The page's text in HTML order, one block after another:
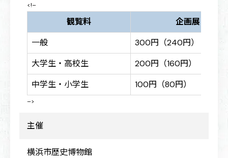
<!–
観覧料
企画展
一般
300円（240円）
大学生・高校生
200円（160円）
中学生・小学生
100円（80円）
–>
主催
横浜市歴史博物館